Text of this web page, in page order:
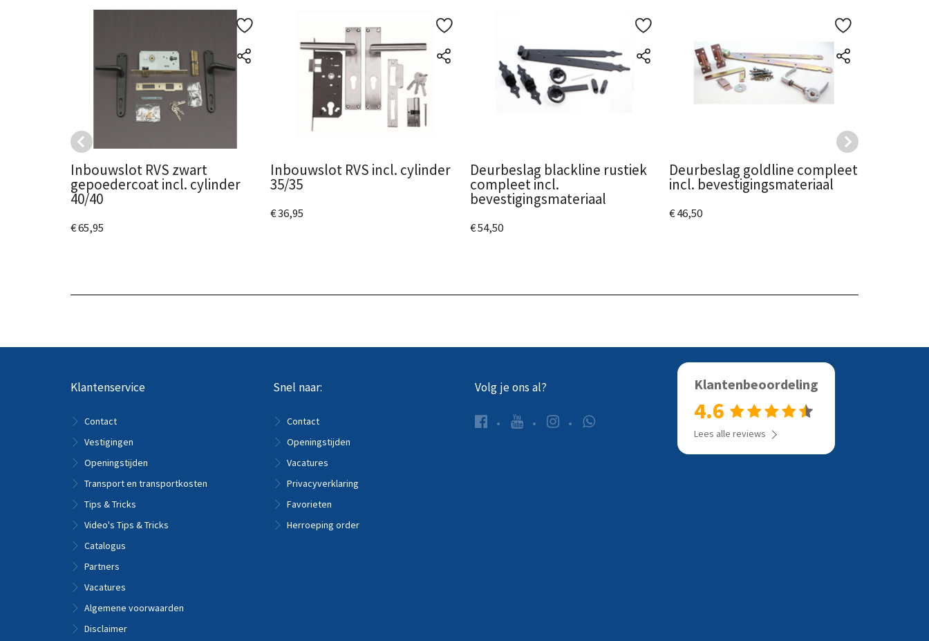
Inbouwslot RVS zwart
gepoedercoat incl. cylinder
40/40
€ 65,95
Inbouwslot RVS incl. cylinder
35/35
€ 36,95
Deurbeslag blackline rustiek
compleet incl.
bevestigingsmateriaal
€ 54,50
Deurbeslag goldline compleet
incl. bevestigingsmateriaal
€ 46,50
Klantenservice
Contact
Vestigingen
Openingstijden
Transport en transportkosten
Tips & Tricks
Video's Tips & Tricks
Catalogus
Partners
Vacatures
Algemene voorwaarden
Disclaimer
Snel naar:
Contact
Openingstijden
Vacatures
Privacyverklaring
Favorieten
Herroeping order
Volg je ons al? Klantenbeoordeling
4.6
Lees alle reviews